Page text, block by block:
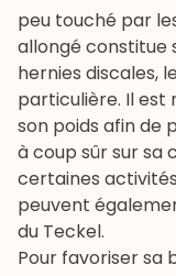
peu touché par
allongé constitue
hernies discales,
particulière. Il
son poids afin de
à coup sûr sur sa
certaines
peuvent
du Teckel.
Pour favoriser sa